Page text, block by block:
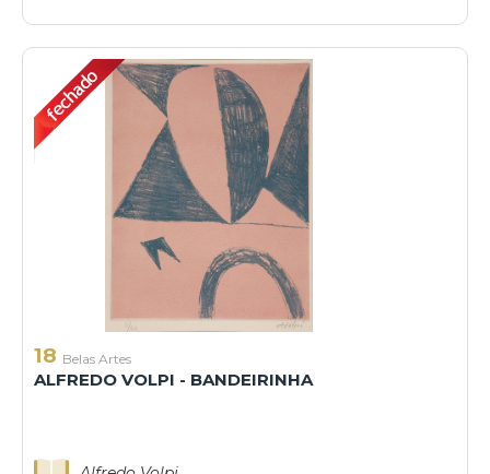
18 Belas Artes
ALFREDO VOLPI - BANDEIRINHA